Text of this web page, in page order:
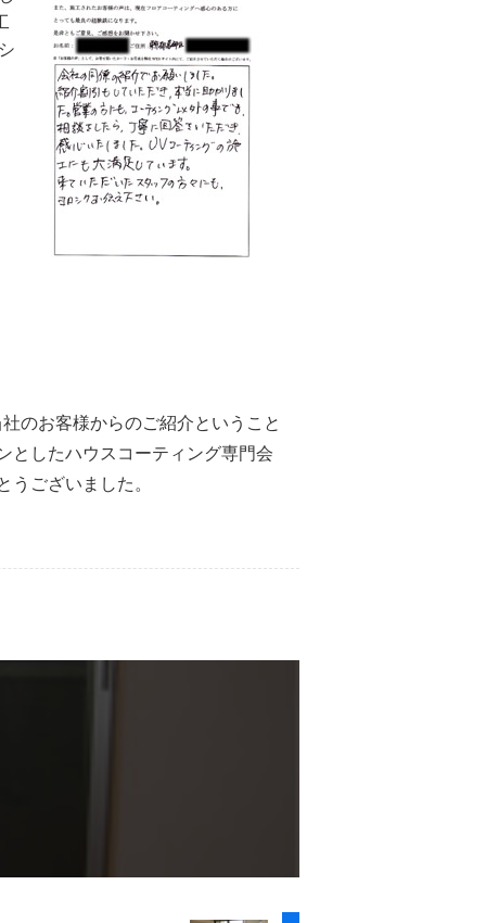
のお客様からのご紹介ということ
としたハウスコーティング専門会
ございました。